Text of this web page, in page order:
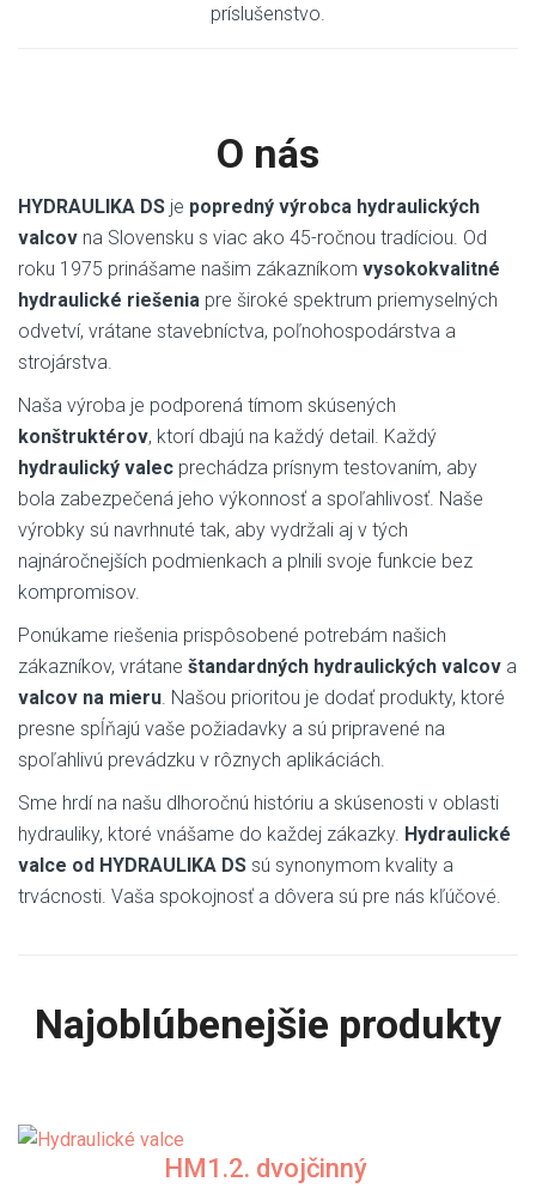
príslušenstvo.
O nás
HYDRAULIKA DS je popredný výrobca hydraulických
valcov na Slovensku s viac ako 45-ročnou tradíciou. Od
roku 1975 prinášame našim zákazníkom vysokokvalitné
hydraulické riešenia pre široké spektrum priemyselných
odvetví, vrátane stavebníctva, poľnohospodárstva a
strojárstva.
Naša výroba je podporená tímom skúsených
konštruktérov, ktorí dbajú na každý detail. Každý
hydraulický valec prechádza prísnym testovaním, aby
bola zabezpečená jeho výkonnosť a spoľahlivosť. Naše
výrobky sú navrhnuté tak, aby vydržali aj v tých
najnáročnejších podmienkach a plnili svoje funkcie bez
kompromisov.
Ponúkame riešenia prispôsobené potrebám našich
zákazníkov, vrátane štandardných hydraulických valcov a
valcov na mieru . Našou prioritou je dodať produkty, ktoré
presne spĺňajú vaše požiadavky a sú pripravené na
spoľahlivú prevádzku v rôznych aplikáciách.
Sme hrdí na našu dlhoročnú históriu a skúsenosti v oblasti
hydrauliky, ktoré vnášame do každej zákazky. Hydraulické
valce od HYDRAULIKA DS sú synonymom kvality a
trvácnosti. Vaša spokojnosť a dôvera sú pre nás kľúčové.
Najoblúbenejšie produkty
HM1.2. dvojčinný